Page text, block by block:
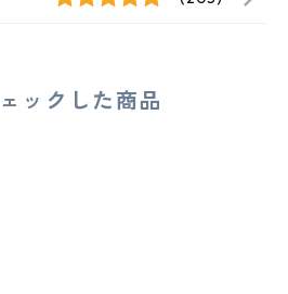
ックした商品